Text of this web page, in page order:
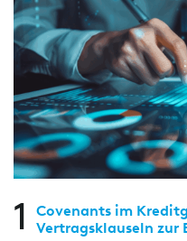
1
Covenants im
Vertragsklauseln zur